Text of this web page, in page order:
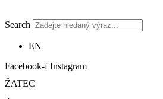
Search
EN
Facebook-f Instagram
ŽATEC